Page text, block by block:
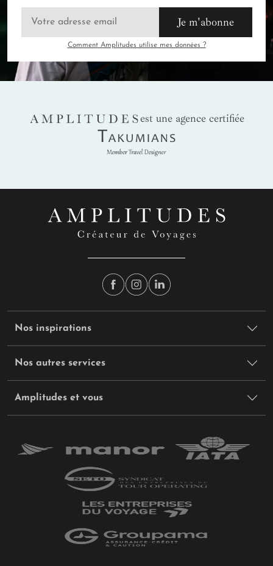
Je m'abonne
Comment Amplitudes utilise mes données ?
AMPLITUDES
est une agence certifiée
Takumians
Nos inspirations
Nos autres services
Amplitudes et vous